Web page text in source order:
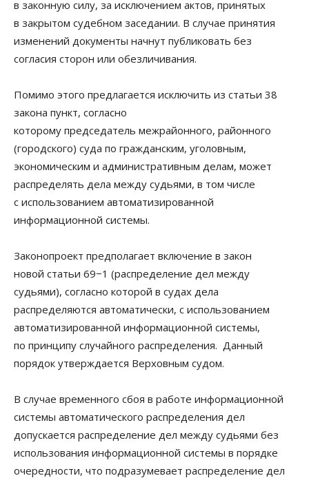
в законную силу, за исключением актов, принятых
в закрытом судебном заседании. В случае принятия
изменений документы начнут публиковать без
согласия сторон или обезличивания.
Помимо этого предлагается исключить из статьи 38
закона пункт, согласно
которому председатель межрайонного, районного
(городского) суда по гражданским, уголовным,
экономическим и административным делам, может
распределять дела между судьями, в том числе
с использованием автоматизированной
информационной системы.
Законопроект предполагает включение в закон
новой статьи 69−1 (распределение дел между
судьями), согласно которой в судах дела
распределяются автоматически, с использованием
автоматизированной информационной системы,
по принципу случайного распределения. Данный
порядок утверждается Верховным судом.
В случае временного сбоя в работе информационной
системы автоматического распределения дел
допускается распределение дел между судьями без
использования информационной системы в порядке
очередности, что подразумевает распределение дел